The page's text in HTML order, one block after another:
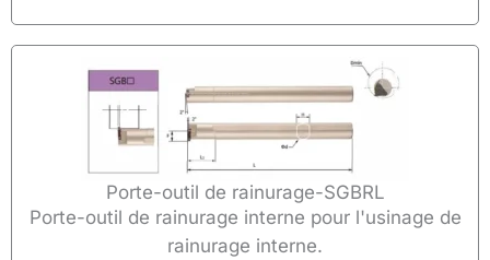
Porte-outil de rainurage-SGBRL
Porte-outil de rainurage interne pour l'usinage de
rainurage interne.